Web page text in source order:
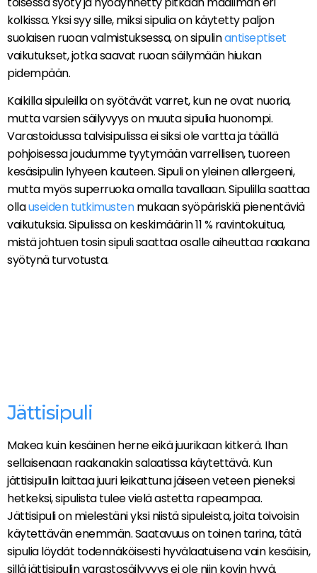
kolkissa. Yksi syy sille, miksi sipulia on käytetty paljon
suolaisen ruoan valmistuksessa, on sipulinantiseptiset
vaikutukset, jotka saavat ruoan säilymään hiukan
pidempään.
Kaikilla sipuleilla on syötävät varret, kun ne ovat nuoria,
mutta varsien säilyvyys on muuta sipulia huonompi.
Varastoidussa talvisipulissa ei siksi ole vartta ja täällä
pohjoisessa joudumme tyytymään varrellisen, tuoreen
kesäsipulin lyhyeen kauteen. Sipuli on yleinen allergeeni,
mutta myös superruoka omalla tavallaan. Sipulilla saattaa
ollauseiden tutkimustenmukaan syöpäriskiä pienentäviä
vaikutuksia. Sipulissa on keskimäärin 11 % ravintokuitua,
mistä johtuen tosin sipuli saattaa osalle aiheuttaa raakana
syötynä turvotusta.
Jättisipuli
Makea kuin kesäinen herne eikä juurikaan kitkerä. Ihan
sellaisenaan raakanakin salaatissa käytettävä. Kun
jättisipulin laittaa juuri leikattuna jäiseen veteen pieneksi
hetkeksi, sipulista tulee vielä astetta rapeampaa.
Jättisipuli on mielestäni yksi niistä sipuleista, joita toivoisin
käytettävän enemmän. Saatavuus on toinen tarina, tätä
sipulia löydät todennäköisesti hyvälaatuisena vain kesäisin,
sillä jättisipulin varastosäilyvyys ei ole niin kovin hyvä.